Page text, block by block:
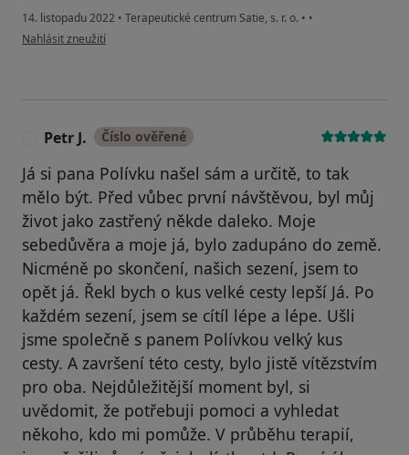
14. listopadu 2022 • Terapeutické centrum Satie, s. r. o. • •
podle názoru uživatele D.K.
Nahlásit zneužití
Petr J. Číslo ověřené
Já si pana Polívku našel sám a určitě, to tak
mělo být. Před vůbec první návštěvou, byl můj
život jako zastřený někde daleko. Moje
sebedůvěra a moje já, bylo zadupáno do země.
Nicméně po skončení, našich sezení, jsem to
opět já. Řekl bych o kus velké cesty lepší Já. Po
každém sezení, jsem se cítíl lépe a lépe. Ušli
jsme společně s panem Polívkou velký kus
cesty. A završení této cesty, bylo jistě vítězstvím
pro oba. Nejdůležitější moment byl, si
uvědomit, že potřebuji pomoci a vyhledat
někoho, kdo mi pomůže. V průběhu terapií,